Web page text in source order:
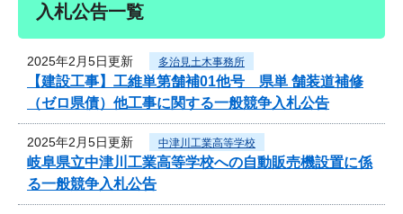
入札公告一覧
2025年2月5日更新 多治見土木事務所
【建設工事】工維単第舗補01他号 県単 舗装道補修
（ゼロ県債）他工事に関する一般競争入札公告
2025年2月5日更新 中津川工業高等学校
岐阜県立中津川工業高等学校への自動販売機設置に係
る一般競争入札公告